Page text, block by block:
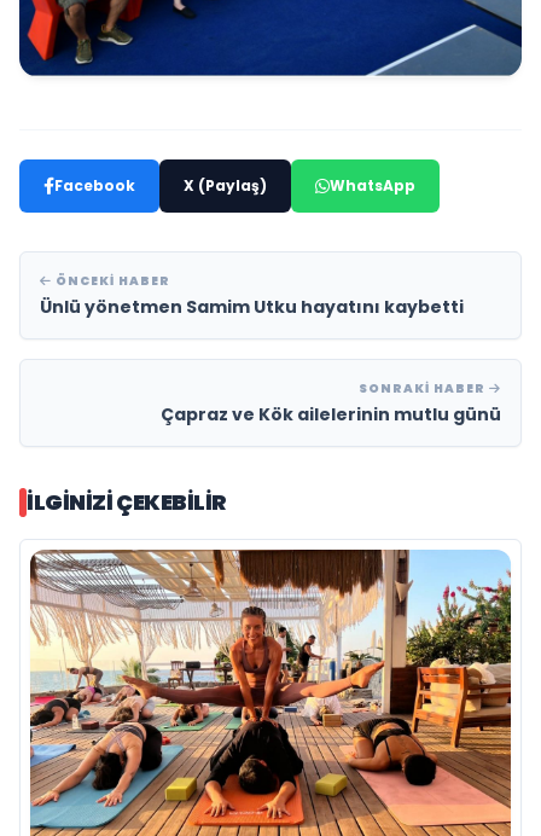
Facebook X (Paylaş) WhatsApp
ÖNCEKI HABER
Ünlü yönetmen Samim Utku hayatını kaybetti
SONRAKI HABER
Çapraz ve Kök ailelerinin mutlu günü
İLGINIZI ÇEKEBILIR